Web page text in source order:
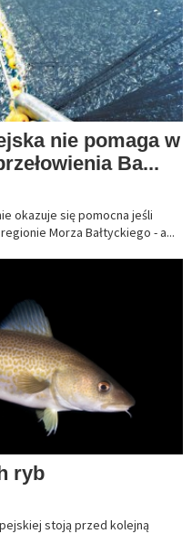
nie pomaga w
Ba...
okazuje się pomocna jeśli
Morza Bałtyckiego - a...
ryb
stoją przed kolejną